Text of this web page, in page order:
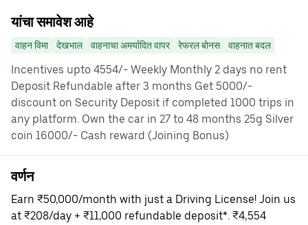
यांचा समावेश आहे
वाहन विमा देखभाल वाहनाचा अमर्यादित वापर रेफरल बोनस वाहनात बदल
Incentives upto 4554/- Weekly Monthly 2 days no rent
Deposit Refundable after 3 months Get 5000/-
discount on Security Deposit if completed 1000 trips in
any platform. Own the car in 27 to 48 months 25g Silver
coin 16000/- Cash reward (Joining Bonus)
वर्णन
Earn ₹50,000/month with just a Driving License! Join us
at ₹208/day + ₹11,000 refundable deposit*. ₹4,554